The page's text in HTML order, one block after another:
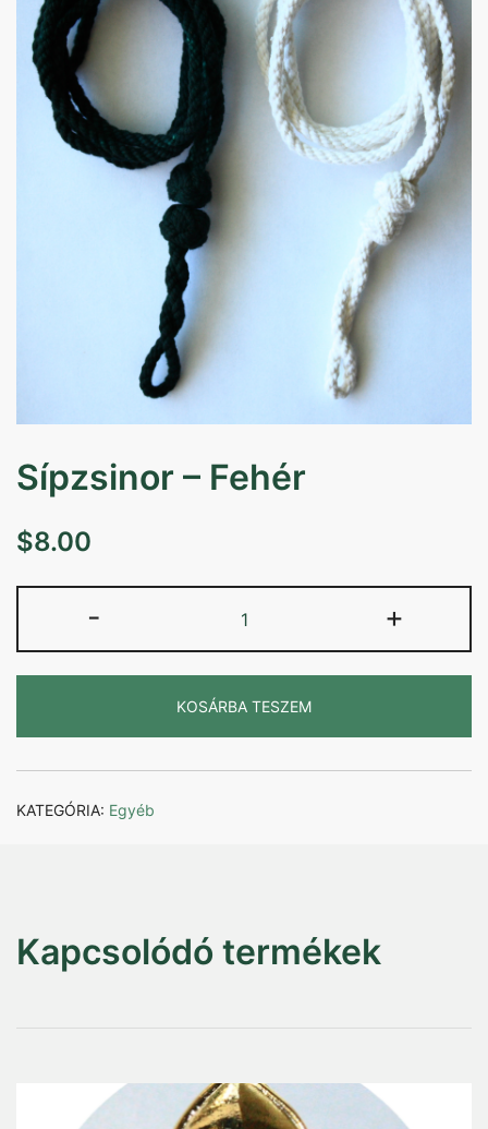
Sípzsinor – Fehér
$8.00
-
-
Fehér
+
KOSÁRBA TESZEM
KATEGÓRIA: Egyéb
Kapcsolódó termékek